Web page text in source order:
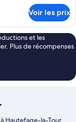
Voir les prix
et les
Plus de récompenses
Hautefage-la-Tour,